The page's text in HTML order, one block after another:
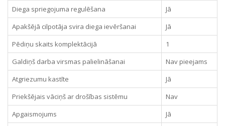
Diega spriegojuma regulēšana
Jā
Apakšējā cilpotāja svira diega ievēršanai
Jā
Pēdiņu skaits komplektācijā
1
Galdiņš darba virsmas palielināšanai
Nav pieejams
Atgriezumu kastīte
Jā
Priekšējais vāciņš ar drošības sistēmu
Nav
Apgaismojums
Jā